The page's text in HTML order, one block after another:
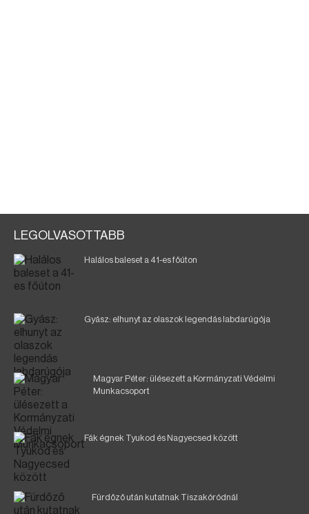
LEGOLVASOTTABB
Halálos baleset a 41-es főúton
Gyász: elhunyt az olaszok legendás labdarúgója
Magyar Péter: ülésezett a Kormányzati Védelmi
Munkacsoport
Fák égnek Tyukod és Nagyecsed között
Fürdőző után kutatnak Tiszakóródnál